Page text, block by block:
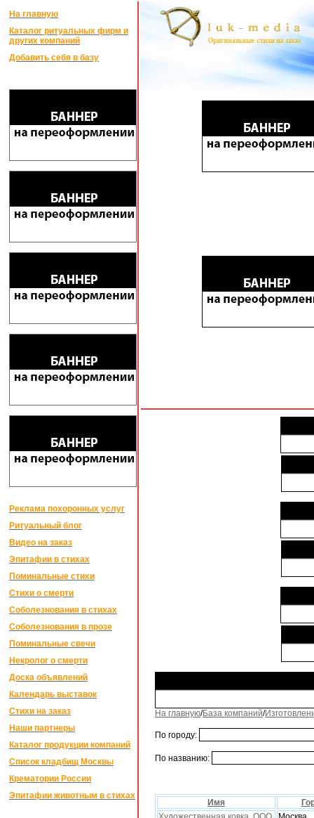
На главную
Каталог ритуальных фирм и
других компаний
Добавить себя в базу
Реклама похоронных услуг
Ритуальный блог
Видео на заказ
Эпитафии в стихах
Поминальные стихи
Стихи о смерти
Соболезнования в стихах
Соболезнования в прозе
Поминальные свечи
Некролог о смерти
Доска объявлений
Календарь выставок
Стихи на заказ
Наши партнеры
Каталог продукции компаний
Список кладбищ Москвы
Крематории России
Эпитафии животным в стихах
На главную/База компаний/
По городу:
По названию:
Имя